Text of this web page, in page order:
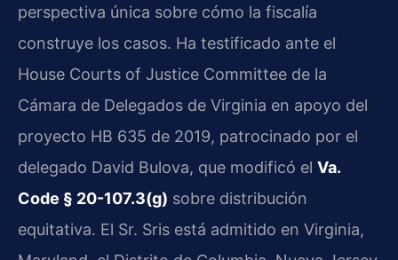
perspectiva única sobre cómo la fiscalía
construye los casos. Ha testificado ante el
House Courts of Justice Committee de la
Cámara de Delegados de Virginia en apoyo del
proyecto HB 635 de 2019, patrocinado por el
delegado David Bulova, que modificó el Va.
Code § 20-107.3(g) sobre distribución
equitativa. El Sr. Sris está admitido en Virginia,